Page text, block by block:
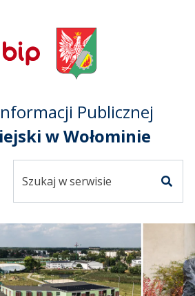
Przejdź do
menu
do treści
do mapy
serwisu
Publicznej
w Wołominie
serwisie